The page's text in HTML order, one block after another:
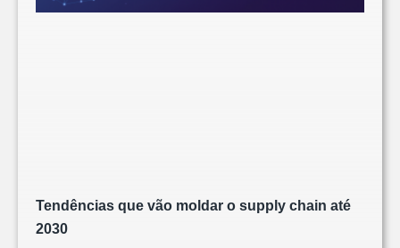
Tendências que vão moldar o supply chain até
2030